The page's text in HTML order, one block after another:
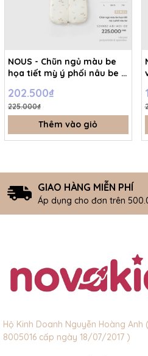
NOUS - Chũn ngủ màu be
họa tiết mỳ ý phối nâu be -
202.500₫
225.000₫
Thêm vào giỏ
GIAO HÀNG MIỄN PHÍ
Áp dụng cho đơn trên
Hộ Kinh Doanh Nguyễn Hoàng Anh
8005016 cấp ngày 18/07/2017 )